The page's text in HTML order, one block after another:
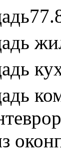
окон